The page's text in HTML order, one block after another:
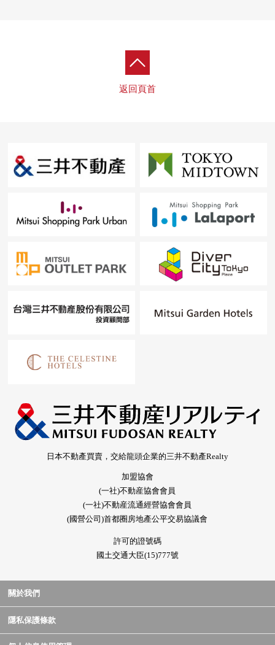
返回頁首
日本不動產買賣，交給龍頭企業的三井不動產Realty
加盟協會
(一社)不動産協會會員
(一社)不動産流通經營協會會員
(國營公司)首都圈房地產公平交易協議會
許可的證號碼
國土交通大臣(15)777號
關於我們
隱私保護條款